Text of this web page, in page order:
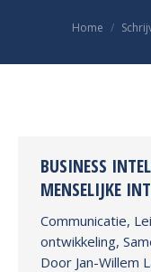
Je bent
Home
BUSINESS
MENSELIJKE
Communicatie,
ontwikkeling,
Door Jan-Willem